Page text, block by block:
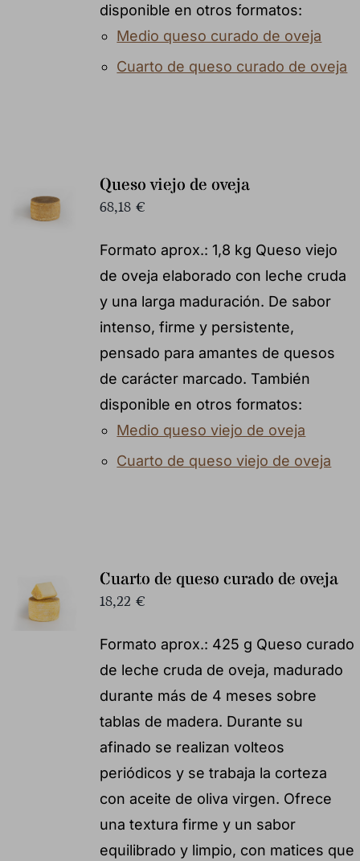
disponible en otros formatos:
Medio queso curado de oveja
Cuarto de queso curado de oveja
Queso viejo de oveja
68,18 €
Formato aprox.: 1,8 kg Queso viejo
de oveja elaborado con leche cruda
y una larga maduración. De sabor
intenso, firme y persistente,
pensado para amantes de quesos
de carácter marcado. También
disponible en otros formatos:
Medio queso viejo de oveja
Cuarto de queso viejo de oveja
Cuarto de queso curado de oveja
18,22 €
Formato aprox.: 425 g Queso curado
de leche cruda de oveja, madurado
durante más de 4 meses sobre
tablas de madera. Durante su
afinado se realizan volteos
periódicos y se trabaja la corteza
con aceite de oliva virgen. Ofrece
una textura firme y un sabor
equilibrado y limpio, con matices que